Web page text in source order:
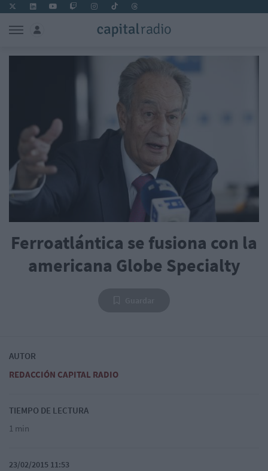
Ferroatlántica se fusiona con la
americana Globe Specialty
AUTOR
REDACCIÓN CAPITAL RADIO
TIEMPO DE LECTURA
1 min
23/02/2015 11:53